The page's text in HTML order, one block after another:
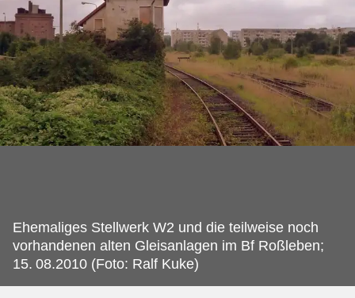
Ehemaliges Stellwerk W2 und die teilweise noch
vorhandenen alten Gleisanlagen im Bf Roßleben;
15. 08.2010 (Foto: Ralf Kuke)